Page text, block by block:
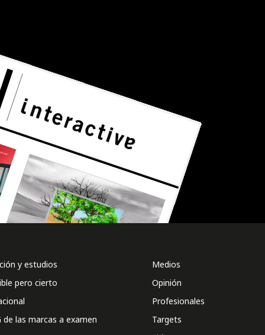
y estudios
pero cierto
de las marcas a examen
Medios
Opinión
Profesionales
Targets